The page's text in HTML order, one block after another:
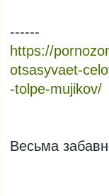
------
https://
otsasyvaet-
-tolpe-mujikov/
Весьма